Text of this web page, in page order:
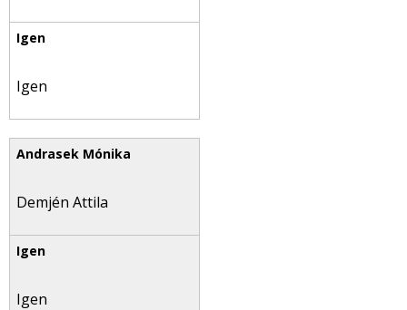
Igen
Demjén Attila
Igen